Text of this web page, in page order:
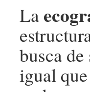
La
busca
igual